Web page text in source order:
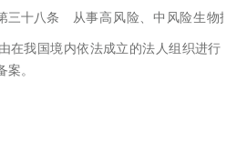
三十八条 从事高风险、中风险生物
在我国境内依法成立的法人组织进行
。